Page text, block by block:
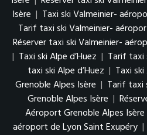
Isère | Taxi ski Valmeinier-
Tarif taxi ski Valmeinier-
Réserver taxi ski Valmeinier-
| Taxi ski Alpe d’Huez | Tarif taxi
taxi ski Alpe d’Huez | Taxi
Grenoble Alpes Isère | Tarif taxi
Grenoble Alpes Isère |
Aéroport Grenoble Alpes Isère
aéroport de Lyon Saint Exupéry |